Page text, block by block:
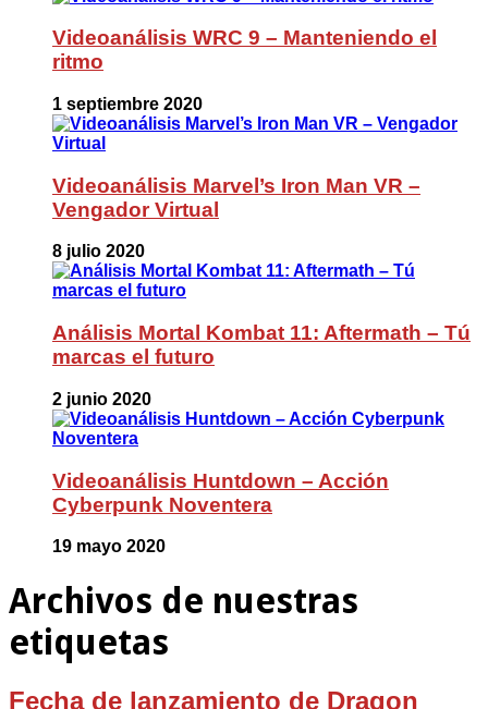
Videoanálisis WRC 9 – Manteniendo el
ritmo
1 septiembre 2020
Videoanálisis Marvel’s Iron Man VR –
Vengador Virtual
8 julio 2020
Análisis Mortal Kombat 11: Aftermath – Tú
marcas el futuro
2 junio 2020
Videoanálisis Huntdown – Acción
Cyberpunk Noventera
19 mayo 2020
Archivos de nuestras
etiquetas
Fecha de lanzamiento de Dragon